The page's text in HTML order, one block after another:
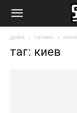
SuperSport.mk
дома тагови киев
таг: киев